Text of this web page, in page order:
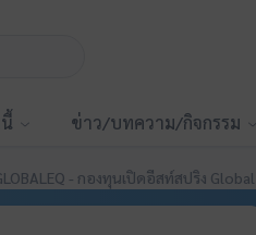
ข่าว/บทความ/กิจกรรม
- กองทุนเปิดอีสท์สปริง